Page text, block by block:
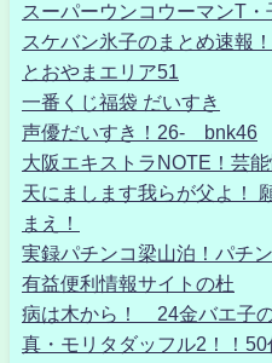
スーパーウンコウーマンT・
スケバン氷子のまとめ速報！
とおやまエリア51
一番くじ福袋 だいすき
声優だいすき！26- bnk46
大阪エキストラNOTE！芸
天にまします我らが父よ！
まえ！
実録パチンコ梁山泊！パチ
有益便利情報サイトの杜
病は木から！ 24金バエ子
真・モリタダッフル2！！